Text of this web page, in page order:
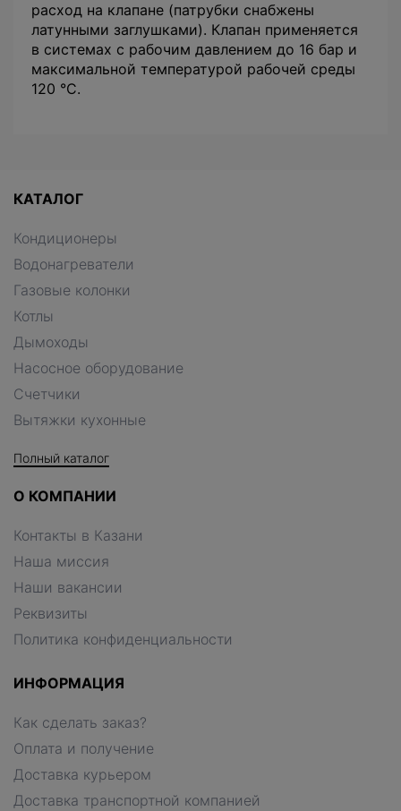
расход на клапане (патрубки снабжены
латунными заглушками). Клапан применяется
в системах с рабочим давлением до 16 бар и
максимальной температурой рабочей среды
120 °С.
КАТАЛОГ
Кондиционеры
Водонагреватели
Газовые колонки
Котлы
Дымоходы
Насосное оборудование
Счетчики
Вытяжки кухонные
Полный каталог
О КОМПАНИИ
Контакты в Казани
Наша миссия
Наши вакансии
Реквизиты
Политика конфиденциальности
ИНФОРМАЦИЯ
Как сделать заказ?
Оплата и получение
Доставка курьером
Доставка транспортной компанией